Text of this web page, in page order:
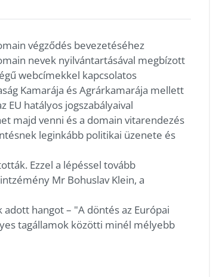
végződés bevezetéséhez
nevek nyilvántartásával megbízott
webcímekkel kapcsolatos
Kamarája és Agrárkamarája mellett
EU hatályos jogszabályaival
majd venni és a domain vitarendezés
leginkább politikai üzenete és
Ezzel a lépéssel tovább
Mr Bohuslav Klein, a
hangot – "A döntés az Európai
tagállamok közötti minél mélyebb